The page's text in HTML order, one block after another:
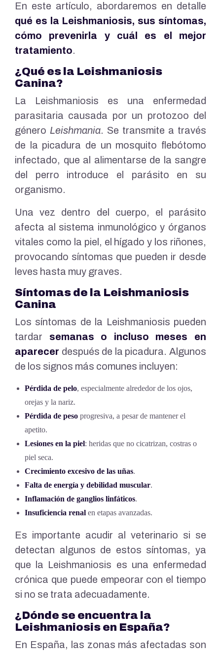
En este artículo, abordaremos en detalle
qué es la Leishmaniosis, sus síntomas,
cómo prevenirla y cuál es el mejor
tratamiento.
¿Qué es la Leishmaniosis
Canina?
La Leishmaniosis es una enfermedad
parasitaria causada por un protozoo del
género Leishmania. Se transmite a través
de la picadura de un mosquito flebótomo
infectado, que al alimentarse de la sangre
del perro introduce el parásito en su
organismo.
Una vez dentro del cuerpo, el parásito
afecta al sistema inmunológico y órganos
vitales como la piel, el hígado y los riñones,
provocando síntomas que pueden ir desde
leves hasta muy graves.
Síntomas de la Leishmaniosis
Canina
Los síntomas de la Leishmaniosis pueden
tardar semanas o incluso meses en
aparecer después de la picadura. Algunos
de los signos más comunes incluyen:
Pérdida de pelo, especialmente alrededor de los ojos,
orejas y la nariz.
Pérdida de peso progresiva, a pesar de mantener el
apetito.
Lesiones en la piel: heridas que no cicatrizan, costras o
piel seca.
Crecimiento excesivo de las uñas.
Falta de energía y debilidad muscular.
Inflamación de ganglios linfáticos.
Insuficiencia renal en etapas avanzadas.
Es importante acudir al veterinario si se
detectan algunos de estos síntomas, ya
que la Leishmaniosis es una enfermedad
crónica que puede empeorar con el tiempo
si no se trata adecuadamente.
¿Dónde se encuentra la
Leishmaniosis en España?
En España, las zonas más afectadas son